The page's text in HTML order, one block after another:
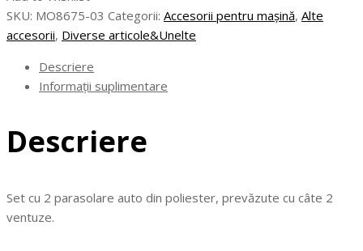
-
Set
cu
parasolare
SKU: MO8675-03 Categorii: Accesorii pentru mașină, Alte
accesorii, Diverse articole&Unelte
Descriere
Informații suplimentare
Descriere
Set cu 2 parasolare auto din poliester, prevăzute cu câte 2
ventuze.